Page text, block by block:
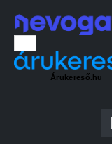
Árukereső.hu